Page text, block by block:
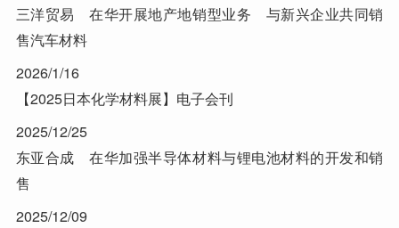
三洋贸易 在华开展地产地销型业务 与新兴企业共同销
售汽车材料
2026/1/16
【2025日本化学材料展】电子会刊
2025/12/25
东亚合成 在华加强半导体材料与锂电池材料的开发和销
售
2025/12/09